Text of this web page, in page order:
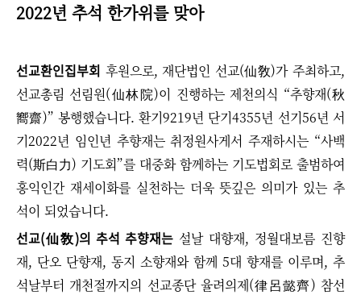
2022년 추석 한가위를 맞아
선교환인집부회 후원으로, 재단법인 선교(仙敎)가 주최하고,
선교총림 선림원(仙林院)이 진행하는 제천의식 “추향재(秋
嚮齋)” 봉행했습니다. 환기9219년 단기4355년 선기56년 서
기2022년 임인년 추향재는 취정원사게서 주재하시는 “사백
력(斯白力) 기도회”를 대중화 함께하는 기도법회로 출범하여
홍익인간 재세이화를 실천하는 더욱 뜻깊은 의미가 있는 추
석이 되었습니다.
선교(仙敎)의 추석 추향재는 설날 대향재, 정월대보름 진향
재, 단오 단향재, 동지 소향재와 함께 5대 향재를 이루며, 추
석날부터 개천절까지의 선교종단 율려의제(律呂懿齊) 참선